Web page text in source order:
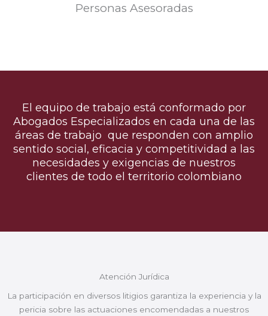
Personas Asesoradas
El equipo de trabajo está conformado por
Abogados Especializados en cada una de las
áreas de trabajo que responden con amplio
sentido social, eficacia y competitividad a las
necesidades y exigencias de nuestros
clientes de todo el territorio colombiano
Atención Jurídica
La participación en diversos litigios garantiza la experiencia y la
pericia sobre las actuaciones encomendadas a nuestros